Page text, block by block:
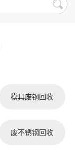
模具废钢回收
废不锈钢回收